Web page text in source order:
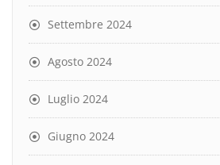
Settembre 2024
Agosto 2024
Luglio 2024
Giugno 2024